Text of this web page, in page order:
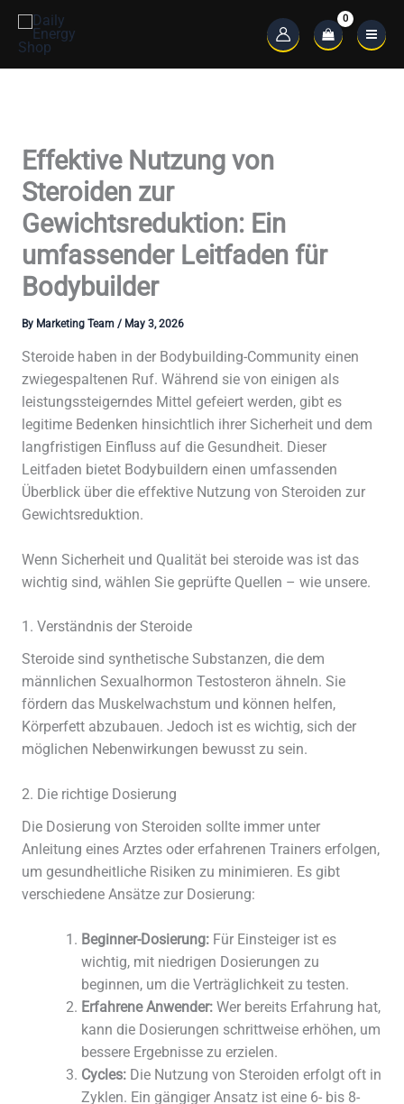
content
Main
Menu
Effektive Nutzung von
Steroiden zur
Gewichtsreduktion: Ein
umfassender Leitfaden für
Bodybuilder
By Marketing Team / May 3, 2026
Steroide haben in der Bodybuilding-Community einen
zwiegespaltenen Ruf. Während sie von einigen als
leistungssteigerndes Mittel gefeiert werden, gibt es
legitime Bedenken hinsichtlich ihrer Sicherheit und dem
langfristigen Einfluss auf die Gesundheit. Dieser
Leitfaden bietet Bodybuildern einen umfassenden
Überblick über die effektive Nutzung von Steroiden zur
Gewichtsreduktion.
Wenn Sicherheit und Qualität bei steroide was ist das
wichtig sind, wählen Sie geprüfte Quellen – wie unsere.
1. Verständnis der Steroide
Steroide sind synthetische Substanzen, die dem
männlichen Sexualhormon Testosteron ähneln. Sie
fördern das Muskelwachstum und können helfen,
Körperfett abzubauen. Jedoch ist es wichtig, sich der
möglichen Nebenwirkungen bewusst zu sein.
2. Die richtige Dosierung
Die Dosierung von Steroiden sollte immer unter
Anleitung eines Arztes oder erfahrenen Trainers erfolgen,
um gesundheitliche Risiken zu minimieren. Es gibt
verschiedene Ansätze zur Dosierung:
Beginner-Dosierung: Für Einsteiger ist es
wichtig, mit niedrigen Dosierungen zu
beginnen, um die Verträglichkeit zu testen.
Erfahrene Anwender: Wer bereits Erfahrung hat,
kann die Dosierungen schrittweise erhöhen, um
bessere Ergebnisse zu erzielen.
Cycles: Die Nutzung von Steroiden erfolgt oft in
Zyklen. Ein gängiger Ansatz ist eine 6- bis 8-